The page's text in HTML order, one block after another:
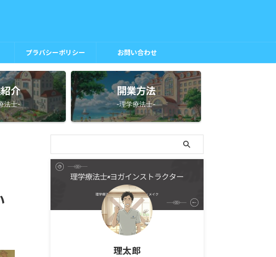
プラバシーポリシー お問い合わせ
介
法士-
開業方法
-理学療法士-
理太郎